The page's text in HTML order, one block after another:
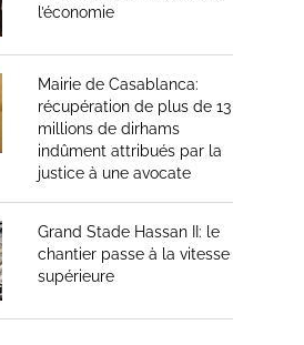
l’économie
Mairie de Casablanca:
récupération de plus de 13
millions de dirhams
indûment attribués par la
justice à une avocate
Grand Stade Hassan II: le
chantier passe à la vitesse
supérieure